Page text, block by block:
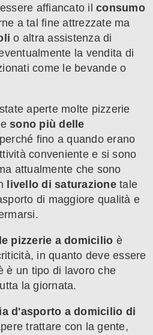
affiancato il consumo
a tal fine attrezzate ma
o altra assistenza di
la vendita di
come le bevande o
aperte molte pizzerie
sono più delle
fino a quando erano
conveniente e si sono
attualmente che sono
livello di saturazionetale
di maggiore qualità e
pizzerie a domicilio è
in quanto deve essere
è un tipo di lavoro che
la giornata.
d'asporto a domicilio di
trattare con la gente,